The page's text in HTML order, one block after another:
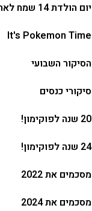
יום הולדת 14 שמח לאתר
It's Pokemon Time
הסיקור השבועי
סיקורי כנסים
20 שנה לפוקימון!
24 שנה לפוקימון!
מסכמים את 2022
מסכמים את 2024